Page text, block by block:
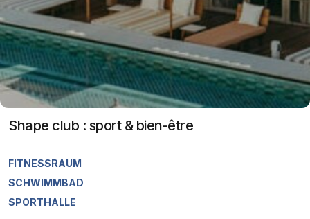
Shape club : sport & bien-être
FITNESSRAUM
SCHWIMMBAD
SPORTHALLE